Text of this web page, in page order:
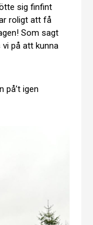
sig finfint
roligt att få
Som sagt
på att kunna
på’t igen